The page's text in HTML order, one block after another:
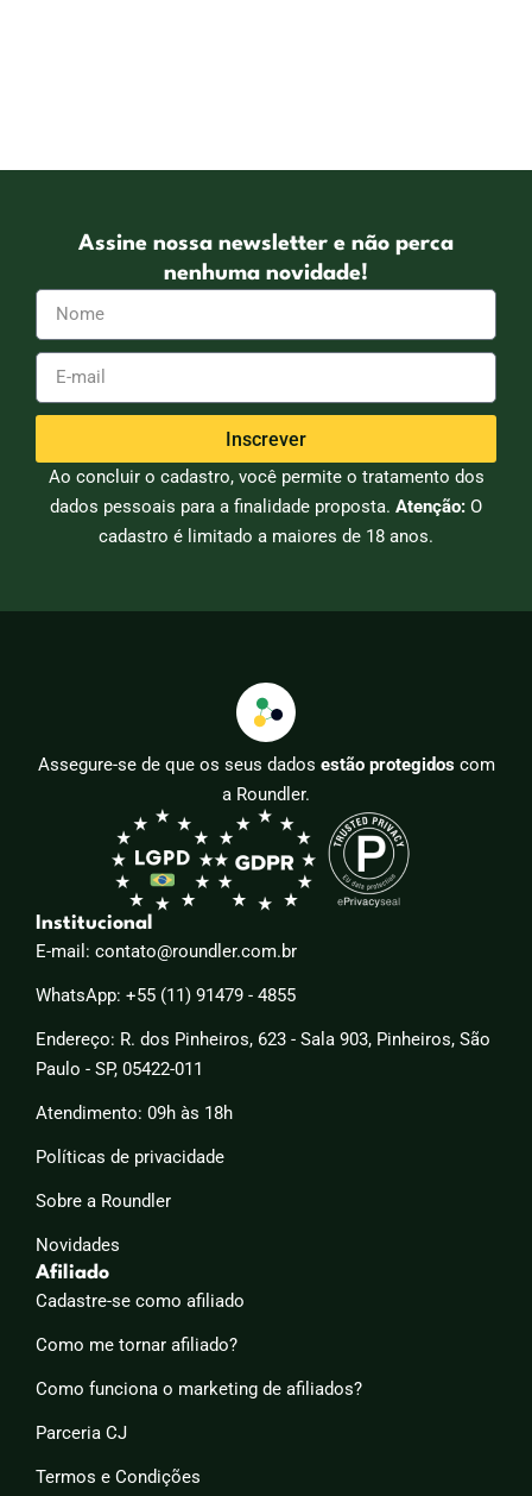
Assine nossa newsletter e não perca
nenhuma novidade!
Inscrever
Ao concluir o cadastro, você permite o tratamento dos
dados pessoais para a finalidade proposta. Atenção: O
cadastro é limitado a maiores de 18 anos.
Assegure-se de que os seus dados estão protegidoscom
a Roundler.
Institucional
E-mail: contato@roundler.com.br
WhatsApp: +55 (11) 91479 - 4855
Endereço: R. dos Pinheiros, 623 - Sala 903, Pinheiros, São
Paulo - SP, 05422-011
Atendimento: 09h às 18h
Políticas de privacidade
Sobre a Roundler
Novidades
Afiliado
Cadastre-se como afiliado
Como me tornar afiliado?
Como funciona o marketing de afiliados?
Parceria CJ
Termos e Condições